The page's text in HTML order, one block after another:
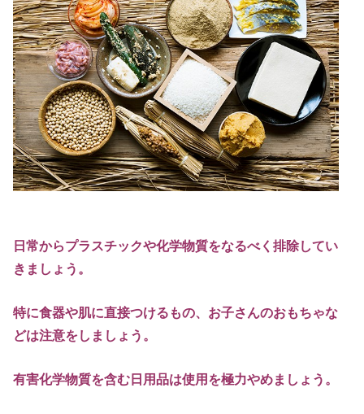
日常からプラスチックや化学物質をなるべく排除してい
きましょう。
特に食器や肌に直接つけるもの、お子さんのおもちゃな
どは注意をしましょう。
有害化学物質を含む日用品は使用を極力やめましょう。